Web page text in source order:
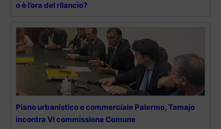
o è l’ora del rilancio?
Piano urbanistico e commerciale Palermo, Tamajo
incontra VI commissione Comune